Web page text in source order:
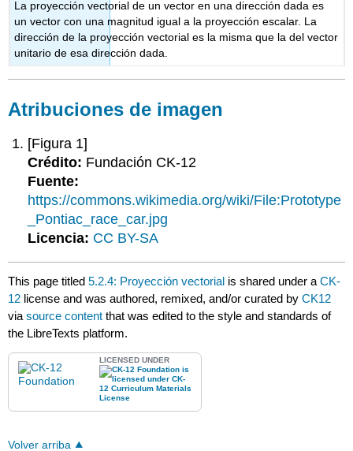
La proyección vectorial de un vector en una dirección dada es
un vector con una magnitud igual a la proyección escalar. La
dirección de la proyección vectorial es la misma que la del vector
unitario de esa dirección dada.
Atribuciones de imagen
[Figura 1]
Crédito: Fundación CK-12
Fuente:
https://commons.wikimedia.org/wiki/File:Prototype
_Pontiac_race_car.jpg
Licencia: CC BY-SA
This page titled5.2.4: Proyección vectorial is shared under aCK-
12 license and was authored, remixed, and/or curated byCK12
viasource content that was edited to the style and standards of
the LibreTexts platform.
LICENSED UNDER
Volver arriba